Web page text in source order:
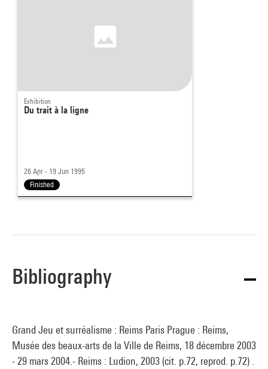
Exhibition
Du trait à la ligne
26 Apr - 19 Jun 1995
Finished
Bibliography
Grand Jeu et surréalisme : Reims Paris Prague : Reims,
Musée des beaux-arts de la Ville de Reims, 18 décembre 2003
- 29 mars 2004.- Reims : Ludion, 2003 (cit. p.72, reprod. p.72) .